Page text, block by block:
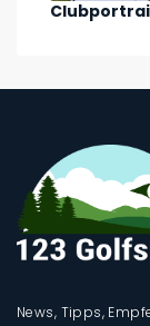
News, Tipps,